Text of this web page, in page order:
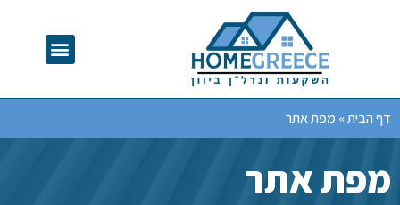
דף הבית» מפת אתר
מפת אתר